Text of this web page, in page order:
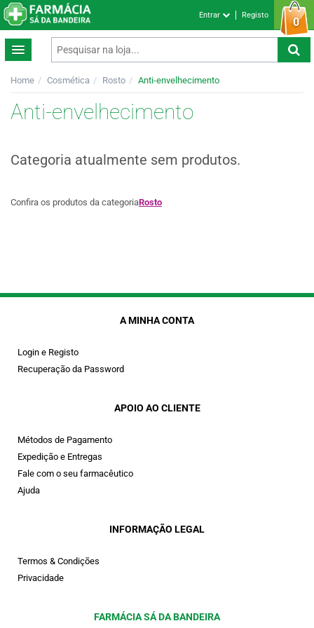
0
Entrar Registo
Home Cosmética Rosto Anti-envelhecimento
Anti-envelhecimento
Categoria atualmente sem produtos.
Confira os produtos da categoriaRosto
A MINHA CONTA
Login e Registo
Recuperação da Password
APOIO AO CLIENTE
Métodos de Pagamento
Expedição e Entregas
Fale com o seu farmacêutico
Ajuda
INFORMAÇÃO LEGAL
Termos & Condições
Privacidade
FARMÁCIA SÁ DA BANDEIRA